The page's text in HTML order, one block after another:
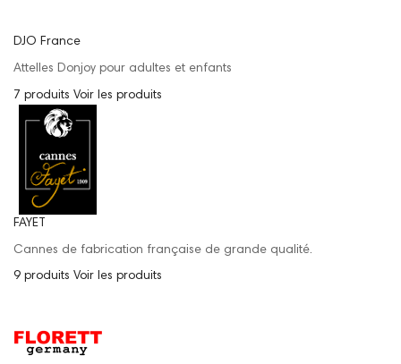
DJO France
Attelles Donjoy pour adultes et enfants
7 produits Voir les produits
FAYET
Cannes de fabrication française de grande qualité.
9 produits Voir les produits